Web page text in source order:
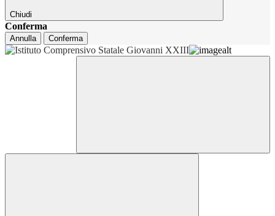
Chiudi
Conferma
Annulla Conferma